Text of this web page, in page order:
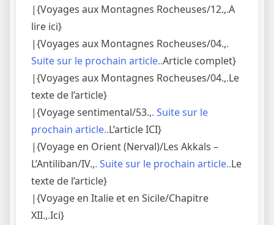
|{Voyages aux Montagnes Rocheuses/12.,.A
lire ici}
|{Voyages aux Montagnes Rocheuses/04.,.
Suite sur le prochain article..Article complet}
|{Voyages aux Montagnes Rocheuses/04.,.Le
texte de l’article}
|{Voyage sentimental/53.,. Suite sur le
prochain article..L’article ICI}
|{Voyage en Orient (Nerval)/Les Akkals –
L’Antiliban/IV.,. Suite sur le prochain article..Le
texte de l’article}
|{Voyage en Italie et en Sicile/Chapitre
XII.,.Ici}